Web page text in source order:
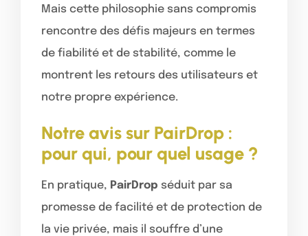
Mais cette philosophie sans compromis
rencontre des défis majeurs en termes
de fiabilité et de stabilité, comme le
montrent les retours des utilisateurs et
notre propre expérience.
Notre avis sur PairDrop :
pour qui, pour quel usage ?
En pratique, PairDrop séduit par sa
promesse de facilité et de protection de
la vie privée, mais il souffre d’une